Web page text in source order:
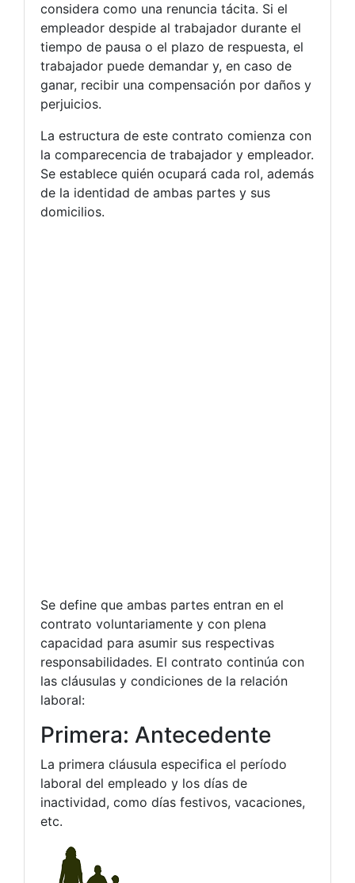
considera como una renuncia tácita. Si el
empleador despide al trabajador durante el
tiempo de pausa o el plazo de respuesta, el
trabajador puede demandar y, en caso de
ganar, recibir una compensación por daños y
perjuicios.
La estructura de este contrato comienza con
la comparecencia de trabajador y empleador.
Se establece quién ocupará cada rol, además
de la identidad de ambas partes y sus
domicilios.
Se define que ambas partes entran en el
contrato voluntariamente y con plena
capacidad para asumir sus respectivas
responsabilidades. El contrato continúa con
las cláusulas y condiciones de la relación
laboral:
Primera: Antecedente
La primera cláusula especifica el período
laboral del empleado y los días de
inactividad, como días festivos, vacaciones,
etc.